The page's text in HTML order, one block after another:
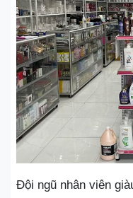
Đội ngũ nhân viên